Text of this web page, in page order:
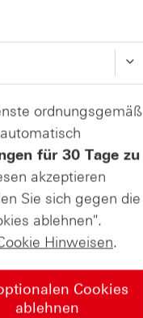
ordnungsgemäß
für 30 Tage zu
akzeptieren
Sie sich gegen die
ablehnen".
Hinweisen.
Cookies
ablehnen